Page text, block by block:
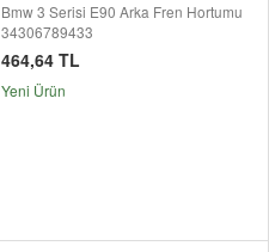
Bmw 3 Serisi E90 Arka Fren Hortumu
34306789433
464,64 TL
Yeni Ürün